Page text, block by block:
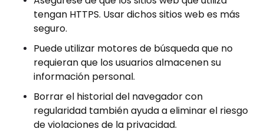
tengan HTTPS. Usar dichos sitios web es más
seguro.
Puede utilizar motores de búsqueda que no
requieran que los usuarios almacenen su
información personal.
Borrar el historial del navegador con
regularidad también ayuda a eliminar el riesgo
de violaciones de la privacidad.